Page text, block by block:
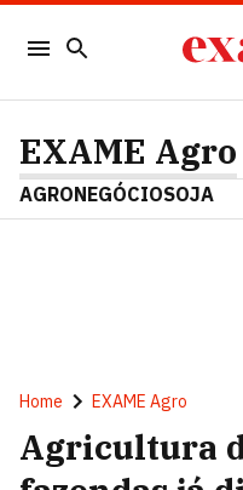
EXAME Agro
AGRONEGÓCIOSOJA
Home EXAME Agro
Agricultura